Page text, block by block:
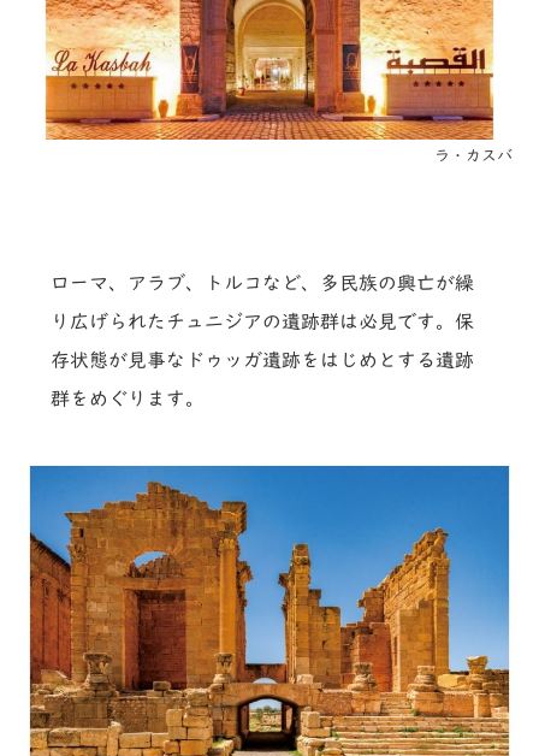
ラ・カスバ
ローマ、アラブ、トルコなど、多民族の興亡が繰
り広げられたチュニジアの遺跡群は必見です。保
存状態が見事なドゥッガ遺跡をはじめとする遺跡
群をめぐります。